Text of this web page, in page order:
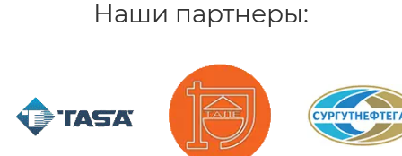
Наши партнеры: